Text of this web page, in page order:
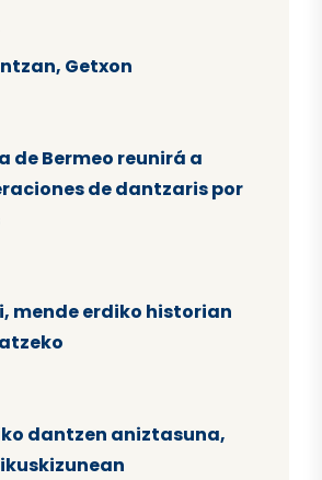
Getxon
de Bermeo reunirá a
de dantzaris por
mende erdiko historian
dantzen aniztasuna,